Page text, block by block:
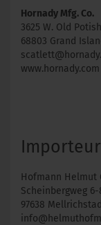
Hornady Mfg. Co.
3625 W. Old
68803 Grand
www.hornady.com
Hofmann Helmut
Scheinbergweg 6-
97638